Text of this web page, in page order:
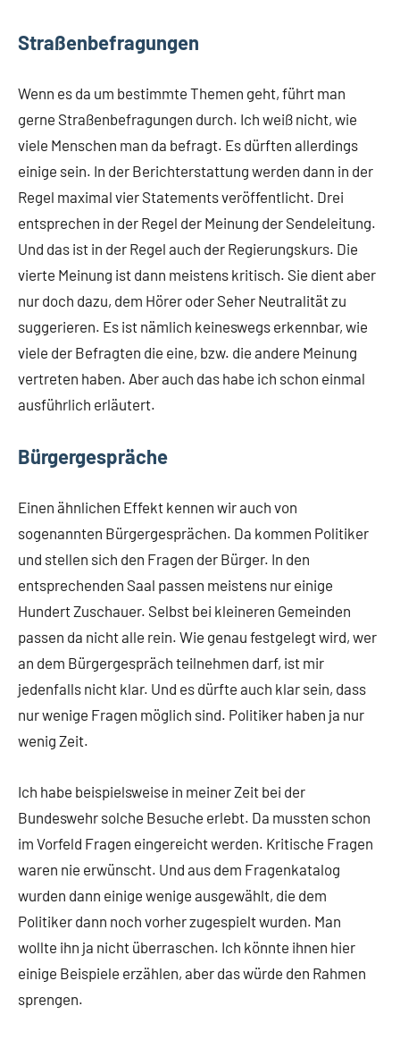
Straßenbefragungen
Wenn es da um bestimmte Themen geht, führt man
gerne Straßenbefragungen durch. Ich weiß nicht, wie
viele Menschen man da befragt. Es dürften allerdings
einige sein. In der Berichterstattung werden dann in der
Regel maximal vier Statements veröffentlicht. Drei
entsprechen in der Regel der Meinung der Sendeleitung.
Und das ist in der Regel auch der Regierungskurs. Die
vierte Meinung ist dann meistens kritisch. Sie dient aber
nur doch dazu, dem Hörer oder Seher Neutralität zu
suggerieren. Es ist nämlich keineswegs erkennbar, wie
viele der Befragten die eine, bzw. die andere Meinung
vertreten haben. Aber auch das habe ich schon einmal
ausführlich erläutert.
Bürgergespräche
Einen ähnlichen Effekt kennen wir auch von
sogenannten Bürgergesprächen. Da kommen Politiker
und stellen sich den Fragen der Bürger. In den
entsprechenden Saal passen meistens nur einige
Hundert Zuschauer. Selbst bei kleineren Gemeinden
passen da nicht alle rein. Wie genau festgelegt wird, wer
an dem Bürgergespräch teilnehmen darf, ist mir
jedenfalls nicht klar. Und es dürfte auch klar sein, dass
nur wenige Fragen möglich sind. Politiker haben ja nur
wenig Zeit.
Ich habe beispielsweise in meiner Zeit bei der
Bundeswehr solche Besuche erlebt. Da mussten schon
im Vorfeld Fragen eingereicht werden. Kritische Fragen
waren nie erwünscht. Und aus dem Fragenkatalog
wurden dann einige wenige ausgewählt, die dem
Politiker dann noch vorher zugespielt wurden. Man
wollte ihn ja nicht überraschen. Ich könnte ihnen hier
einige Beispiele erzählen, aber das würde den Rahmen
sprengen.